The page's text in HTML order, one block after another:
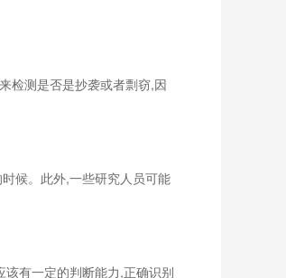
检测是否是抄袭或者剽窃,因
候。此外,一些研究人员可能
有一定的判断能力,正确识别